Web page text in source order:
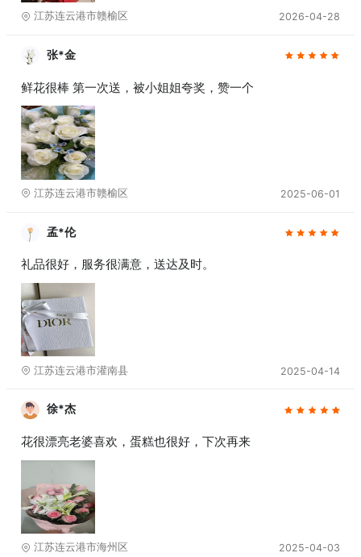
江苏连云港市赣榆区 2026-04-28
张*金
鲜花很棒 第一次送，被小姐姐夸奖，赞一个
江苏连云港市赣榆区 2025-06-01
孟*伦
礼品很好，服务很满意，送达及时。
江苏连云港市灌南县 2025-04-14
徐*杰
花很漂亮老婆喜欢，蛋糕也很好，下次再来
江苏连云港市海州区 2025-04-03